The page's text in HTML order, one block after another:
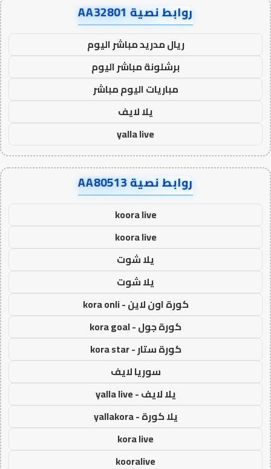
روابط نصية AA32801
ريال مدريد مباشر اليوم
برشلونة مباشر اليوم
مباريات اليوم مباشر
يلا لايف
yalla live
روابط نصية AA80513
koora live
koora live
يلا شوت
يلا شوت
كورة اون لاين - kora onli
كورة جول - kora goal
كورة ستار - kora star
سوريا لايف
يلا لايف - yalla live
يلا كورة - yallakora
kora live
kooralive